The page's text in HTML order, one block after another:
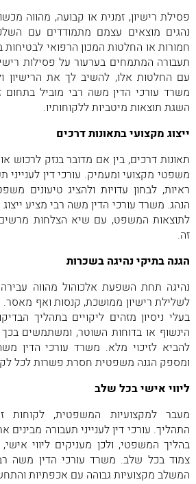
פסילת רישיון, זמנית או קבועה, מהווה
נהגים מוצאים עצמם מתמודדים עם
חמורות או החלטות המכון הרפואי לבטיחות
תעבורה המתמחים בערעור על פסילות
עם החלטות אלו, להשיב לך את הרישיון
משרד עורכי הדין משה רבי מוביל
השגת תוצאות מיטביות ללקוחותיו.
ייצוג מקצועי בתאונות דרכים
תאונות דרכים, בין אם מדובר בנזק לרכוש
משפטי מקצועי ומעמיק. עורכי דין לענייני
ראיות, לבחון עדויות ולהציג טיעונים
הנהג. משרד עורכי הדין משה רבי מציע
לתוצאות המשפט, עם שיא הצלחות
זה.
הגנה בתיקי נהיגה בשכרות
נהיגה תחת השפעת אלכוהול מהווה
לשלילת רישיון ממושכת, קנסות ואף מאסר.
בעלי ניסיון מזהים ליקויים בתהליך
הינשוף או בדוחות השוטר, ומשתמשים
להביא לזיכוי מלא. משרד עורכי הדין
ומספק הגנה משפטית חסרת פשרות לכל
ליווי אישי בכל שלב
מעבר למקצועיות המשפטית, לקוחות
התהליך. עורכי דין לענייני תעבורה
בהליך המשפטי, ולכן מעניקים ליווי
צמוד בכל שלב. משרד עורכי הדין משה
המשלב מקצועיות גבוהה עם אכפתיות